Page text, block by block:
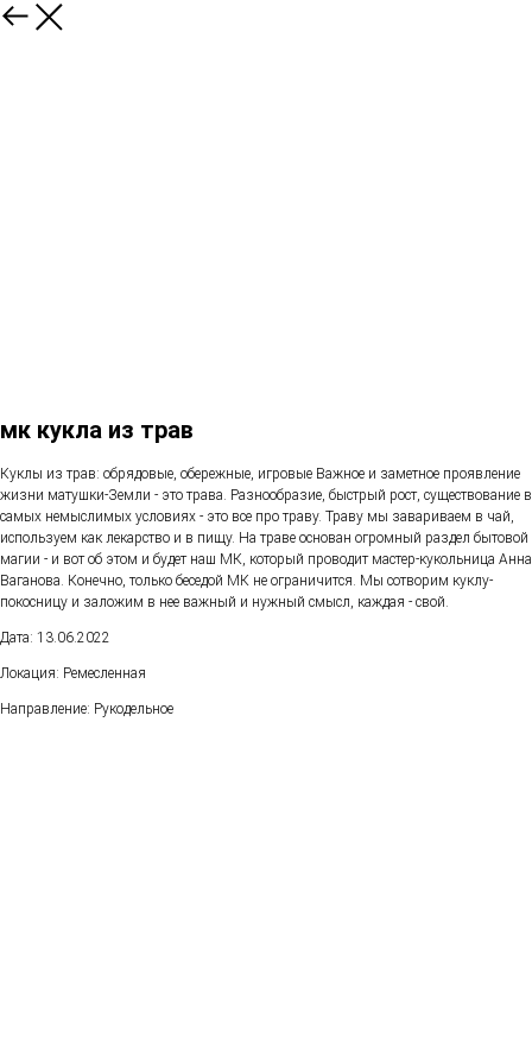
мк кукла из трав
Куклы из трав: обрядовые, обережные, игровые Важное и заметное проявление
жизни матушки-Земли - это трава. Разнообразие, быстрый рост, существование в
самых немыслимых условиях - это все про траву. Траву мы завариваем в чай,
используем как лекарство и в пищу. На траве основан огромный раздел бытовой
магии - и вот об этом и будет наш МК, который проводит мастер-кукольница Анна
Ваганова. Конечно, только беседой МК не ограничится. Мы сотворим куклу-
покосницу и заложим в нее важный и нужный смысл, каждая - свой.
Дата: 13.06.2022
Локация: Ремесленная
Направление: Рукодельное